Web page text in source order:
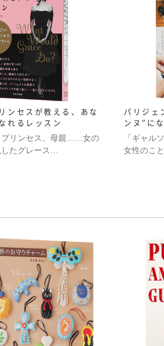
ンセスが教える、あな
れるレッスン
プリンセス、母親……女の
たグレース…
パリジェ
ンヌ”に
「ギャル
女性のこ